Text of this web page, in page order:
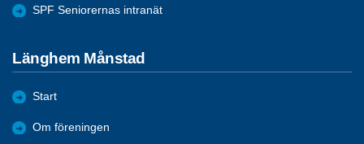
SPF Seniorernas intranät
Länghem Månstad
Start
Om föreningen